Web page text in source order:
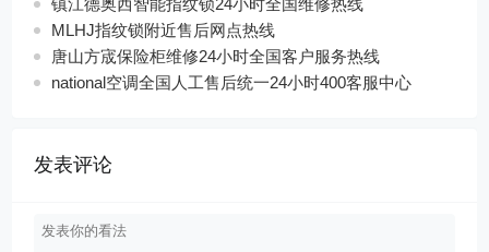
镇江德奥西智能指纹锁24小时全国维修热线
MLHJ指纹锁附近售后网点热线
唐山方宬保险柜维修24小时全国客户服务热线
national空调全国人工售后统一24小时400客服中心
发表评论